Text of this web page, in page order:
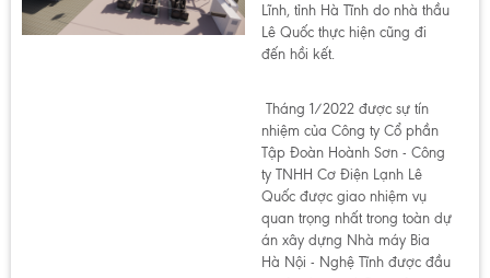
Lĩnh, tỉnh Hà Tĩnh do nhà thầu
Lê Quốc thực hiện cũng đi
đến hồi kết.
Tháng 1/2022 được sự tín
nhiệm của Công ty Cổ phần
Tập Đoàn Hoành Sơn - Công
ty TNHH Cơ Điện Lạnh Lê
Quốc được giao nhiệm vụ
quan trọng nhất trong toàn dự
án xây dựng Nhà máy Bia
Hà Nội - Nghệ Tĩnh được đầu